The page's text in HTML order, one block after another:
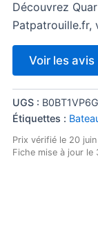
client
Découvrez
Patpatrouille.fr,
Voir les
UGS :
Étiquettes :
Prix vérifié le 20
Fiche mise à jour le